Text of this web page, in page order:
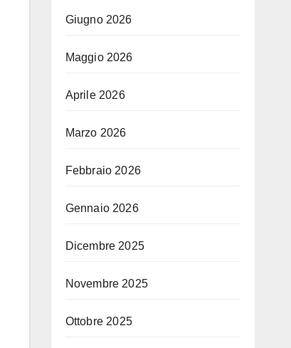
Giugno 2026
Maggio 2026
Aprile 2026
Marzo 2026
Febbraio 2026
Gennaio 2026
Dicembre 2025
Novembre 2025
Ottobre 2025